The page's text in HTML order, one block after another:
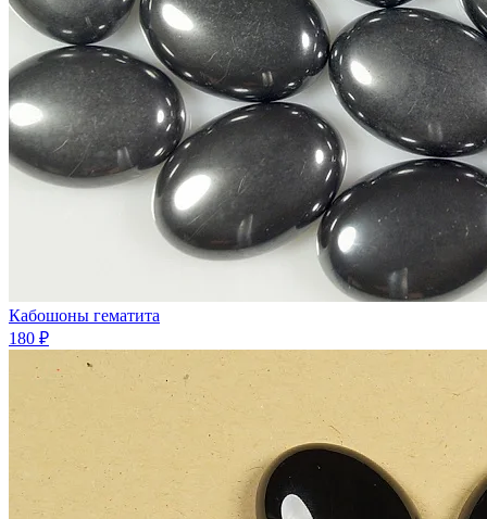
Кабошоны гематита
180 ₽